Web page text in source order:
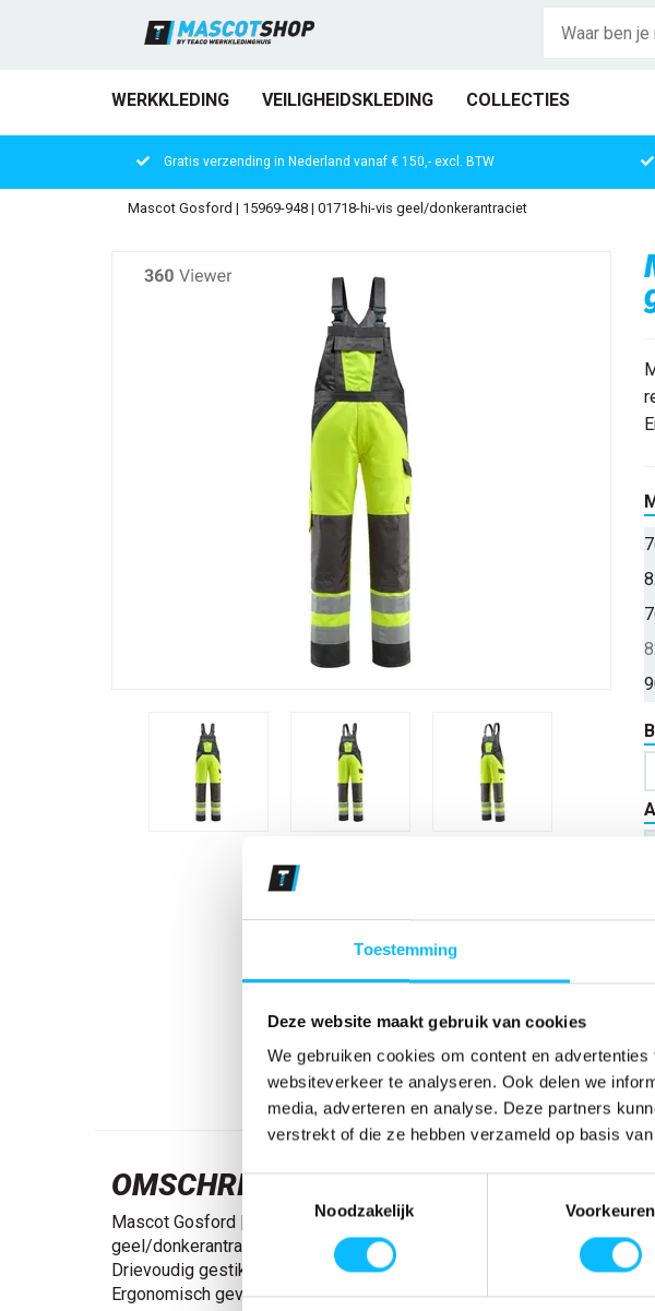
Toestemming
Deze website maakt gebruik van cookies
We gebruiken cookies om content en
websiteverkeer te analyseren. Ook delen we
media, adverteren en analyse. Deze partners
verstrekt of die ze hebben verzameld op basis
Noodzakelijk
Voorkeuren
WERKKLEDING VEILIGHEIDSKLEDING COLLECTIES
Gratis verzending in Nederland vanaf € 150,- excl. BTW
Mascot Gosford | 15969-948 | 01718-hi-vis geel/donkerantraciet
OMSCHRIJVING
Mascot Gosford | 15969-948 | 01718-hi-vis
geel/donkerantraciet Fluorescerend, met reflecties. Tweekleurig.
Drievoudig gestikte naden aan de broekspijpen en in het kruis.
Ergonomisch gevormde broekspijpen. Verstelbare